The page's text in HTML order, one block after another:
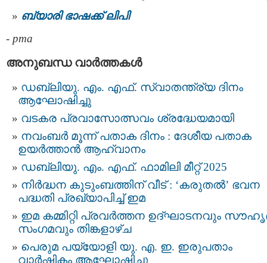
ബ്യാരി ഭാഷക്ക് ലിപി
- pma
അനുബന്ധ വാര്‍ത്തകള്‍
ഡബ്ലിയു. എം. എഫ്. സ്വാതന്ത്ര്യ ദിനം
ആഘോഷിച്ചു
വടകര പ്രവാസോത്സവം ശ്രദ്ധേയമായി
നവംബർ മൂന്ന് പതാക ദിനം : ദേശീയ പതാക
ഉയർത്താൻ ആഹ്വാനം
ഡബ്ലിയു. എം. എഫ്. ഫാമിലി മീറ്റ് 2025
നിർദ്ധന കുടുംബത്തിന് വീട് : ‘കരുതൽ’ ഭവന
പദ്ധതി പ്രഖ്യാപിച്ച് ഇമ
ഇമ കമ്മിറ്റി പ്രവർത്തന ഉദ്ഘാടനവും
സംഗമവും തിങ്കളാഴ്ച
പെരുമ പയ്യോളി യു. എ. ഇ. ഇരുപതാം
വാർഷികം ആഘോഷിച്ചു